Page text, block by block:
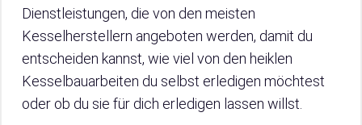
Dienstleistungen, die von den meisten
Kesselherstellern angeboten werden, damit du
entscheiden kannst, wie viel von den heiklen
Kesselbauarbeiten du selbst erledigen möchtest
oder ob du sie für dich erledigen lassen willst.